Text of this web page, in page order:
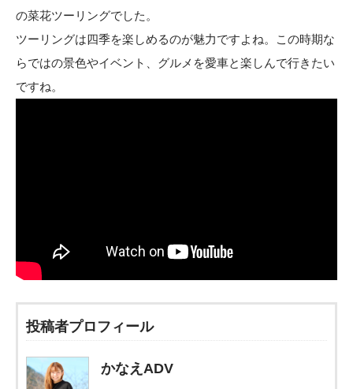
の菜花ツーリングでした。
ツーリングは四季を楽しめるのが魅力ですよね。この時期な
らではの景色やイベント、グルメを愛車と楽しんで行きたい
ですね。
投稿者プロフィール
かなえADV